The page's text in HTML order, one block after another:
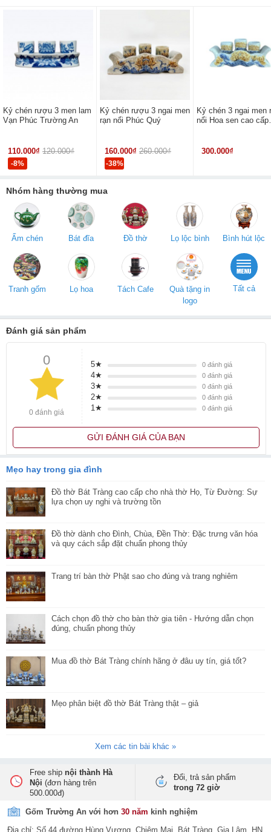
Kỷ chén rượu 3 men lam
Vạn Phúc Trường An
110.000₫ 120.000₫
-8%
Kỷ chén rượu 3 ngai men
rạn nổi Phúc Quý
160.000₫ 260.000₫
-38%
Kỷ chén 3 ngai men
nổi Hoa sen cao cấp
300.000₫
Nhóm hàng thường mua
Ấm chén Bát đĩa Đồ thờ Lọ lộc bình Bình hút lộc
Tranh gốm Lọ hoa Tách Cafe
Quà tặng in
logo
Tất cả
Đánh giá sản phẩm
0
0 đánh giá
5★ 0đánh giá
4★ 0đánh giá
3★ 0đánh giá
2★ 0đánh giá
1★ 0đánh giá
GỬI ĐÁNH GIÁ CỦA BẠN
Mẹo hay trong gia đình
Đồ thờ Bát Tràng cao cấp cho nhà thờ Họ, Từ Đường: Sự
lựa chọn uy nghi và trường tồn
Đồ thờ dành cho Đình, Chùa, Đền Thờ: Đặc trưng văn hóa
và quy cách sắp đặt chuẩn phong thủy
Trang trí bàn thờ Phật sao cho đúng và trang nghiêm
Cách chọn đồ thờ cho bàn thờ gia tiên - Hướng dẫn chọn
đúng, chuẩn phong thủy
Mua đồ thờ Bát Tràng chính hãng ở đâu uy tín, giá tốt?
Mẹo phân biệt đồ thờ Bát Tràng thật – giả
Xem các tin bài khác »
Free ship nội thành Hà
Nội (đơn hàng trên
500.000đ)
Đổi, trả sản phẩm
trong 72 giờ
Gốm Trường An với hơn 30 năm kinh nghiệm
Địa chỉ: Số 44 đường Hùng Vương, Chiêm Mai, Bát Tràng, Gia Lâm, HN